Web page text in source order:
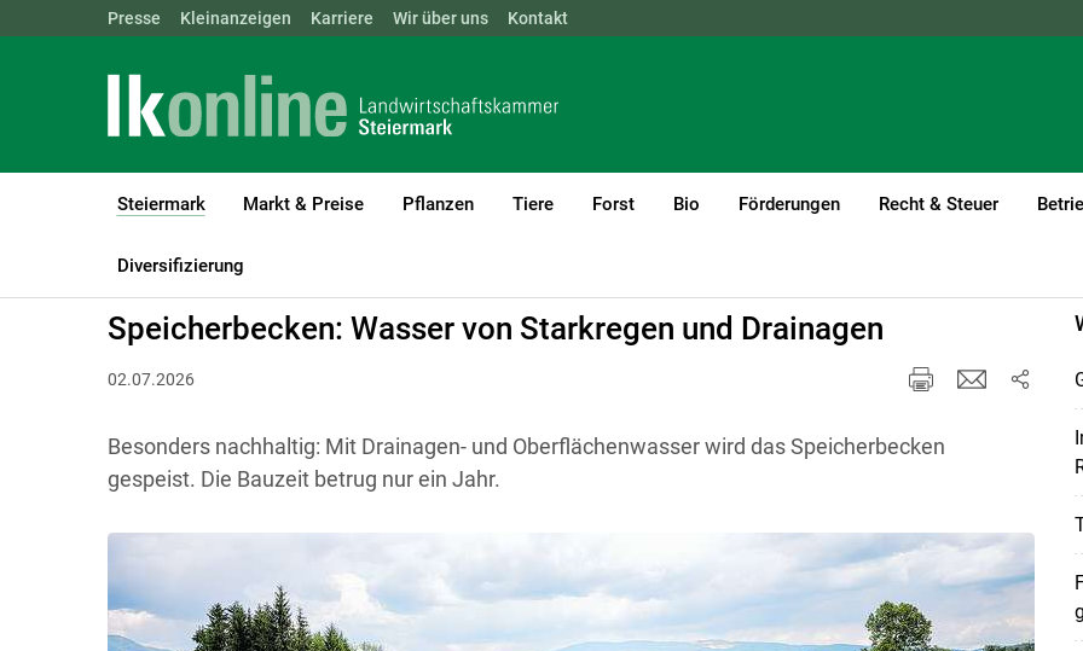
Landwirtschaftskammern: ÖSTERREICH BGLD KTN NÖ
Presse Kleinanzeigen Karriere Wir über uns Kontakt
Steiermark
(current)1
Markt & Preise Pflanzen Tiere Forst Bio Förderungen Recht & Steuer
Diversifizierung
LK Steiermark Steiermark
Speicherbecken: Wasser von Starkregen und Drainagen
02.07.2026
Besonders nachhaltig: Mit Drainagen- und Oberflächenwasser wird das Speicherbecken
gespeist. Die Bauzeit betrug nur ein Jahr.